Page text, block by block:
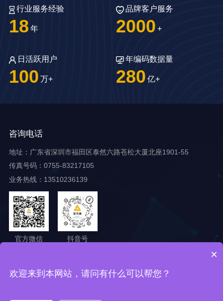
行业服务经验
18 年
品牌客户服务
2000 +
日活跃用户
100 万+
年编码数据量
280 亿+
咨询电话
地址：广东省深圳市福田区泰然六路苍松大厦北座1901-55
传真号码：0755-83217105
业务热线：13510236139
官方微信 抖音号
Copyright ©2025 深圳市金天速科技有限公司
×
欢迎来到本网站，请问有什么可以帮您？